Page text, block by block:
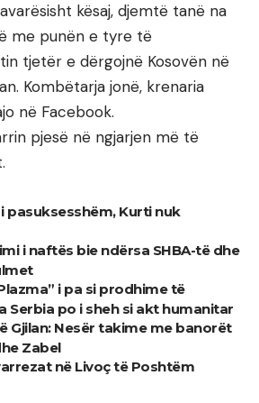
kësaj, djemtë tanë na
me punën e tyre të
tjetër e dërgojnë Kosovën në
Kombëtarja jonë, krenaria
në Facebook.
pjesë në ngjarjen më të
pasuksesshëm, Kurti nuk
i naftës bie ndërsa SHBA-të dhe
i pa si prodhime të
Serbia po i sheh si akt humanitar
Gjilan: Nesër takime me banorët
Zabel
në Livoç të Poshtëm